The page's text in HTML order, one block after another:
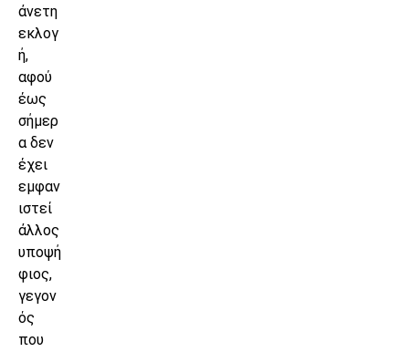
άνετη
εκλογ
ή,
αφού
έως
σήμερ
α δεν
έχει
εμφαν
ιστεί
άλλος
υποψή
φιος,
γεγον
ός
που